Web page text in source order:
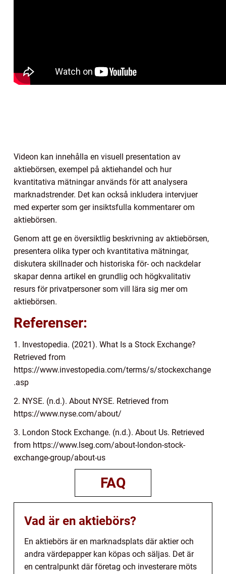
Videon kan innehålla en visuell presentation av
aktiebörsen, exempel på aktiehandel och hur
kvantitativa mätningar används för att analysera
marknadstrender. Det kan också inkludera intervjuer
med experter som ger insiktsfulla kommentarer om
aktiebörsen.
Genom att ge en översiktlig beskrivning av aktiebörsen,
presentera olika typer och kvantitativa mätningar,
diskutera skillnader och historiska för- och nackdelar
skapar denna artikel en grundlig och högkvalitativ
resurs för privatpersoner som vill lära sig mer om
aktiebörsen.
Referenser:
1. Investopedia. (2021). What Is a Stock Exchange?
Retrieved from
https://www.investopedia.com/terms/s/stockexchange
.asp
2. NYSE. (n.d.). About NYSE. Retrieved from
https://www.nyse.com/about/
3. London Stock Exchange. (n.d.). About Us. Retrieved
from https://www.lseg.com/about-london-stock-
exchange-group/about-us
FAQ
Vad är en aktiebörs?
En aktiebörs är en marknadsplats där aktier och
andra värdepapper kan köpas och säljas. Det är
en centralpunkt där företag och investerare möts